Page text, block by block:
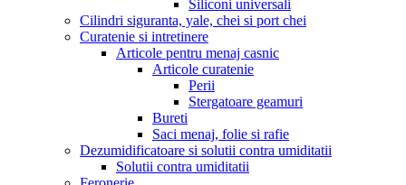
Siliconi universali
Cilindri siguranta, yale, chei si port chei
Curatenie si intretinere
Articole pentru menaj casnic
Articole curatenie
Perii
Stergatoare geamuri
Bureti
Saci menaj, folie si rafie
Dezumidificatoare si solutii contra umiditatii
Solutii contra umiditatii